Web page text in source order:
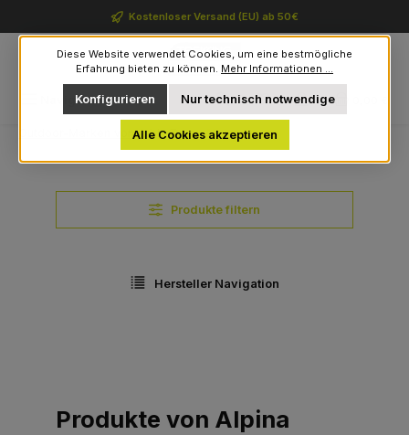
Zum Hauptinhalt springenKostenloser Versand (EU) ab 50€
Navigation Du hast 0 Produkte auf
Outdoor-Marken von A bis Z Alpina
Produkte filtern
Hersteller Navigation
Produkte von Alpina
Diese Website verwendet Cookies, um eine bestmögliche
Erfahrung bieten zu können. Mehr Informationen ...
Nur technisch notwendige
Konfigurieren
Alle Cookies akzeptieren